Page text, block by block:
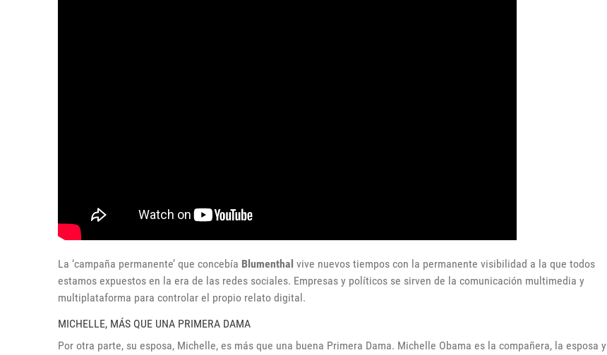
La ‘campaña permanente’ que concebía Blumenthal vive nuevos tiempos con la permanente visibilidad a la que todos
estamos expuestos en la era de las redes sociales. Empresas y políticos se sirven de la comunicación multimedia y
multiplataforma para controlar el propio relato digital.
MICHELLE, MÁS QUE UNA PRIMERA DAMA
Por otra parte, su esposa, Michelle, es más que una buena Primera Dama. Michelle Obama es la compañera, la esposa y